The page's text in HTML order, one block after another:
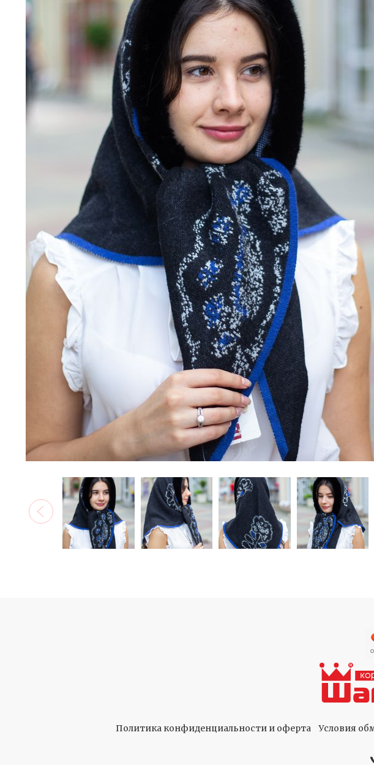
Политика конфиденциальности и оферта Условия